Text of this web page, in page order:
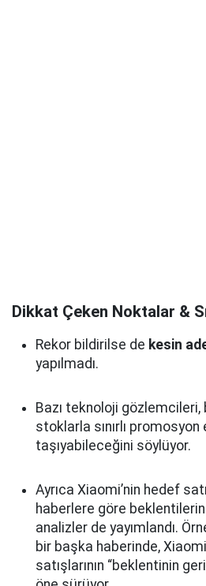
Dikkat Çeken Noktalar &
Rekor bildirilse de kesin
yapılmadı.
Bazı teknoloji gözlemcileri,
stoklarla sınırlı promosyon
taşıyabileceğini söylüyor.
Ayrıca Xiaomi’nin hedef
haberlere göre beklentilerin
analizler de yayımlandı.
bir başka haberinde,
satışlarının “beklentinin